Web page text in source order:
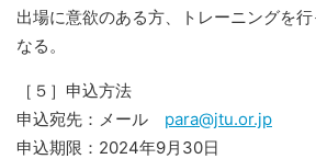
出場に意欲のある方、トレーニングを
なる。
［５］申込方法
申込宛先：メール para@jtu.or.jp
申込期限：2024年9月30日